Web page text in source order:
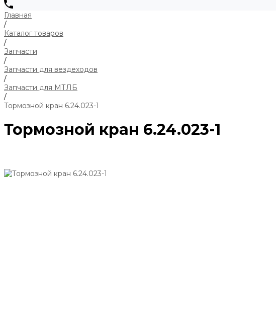
Главная
/
Каталог товаров
/
Запчасти
/
Запчасти для вездеходов
/
Запчасти для МТЛБ
/
Тормозной кран 6.24.023-1
Тормозной кран 6.24.023-1